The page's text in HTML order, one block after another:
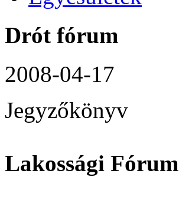
Drót fórum
2008-04-17
Jegyzőkönyv
Lakossági Fórum